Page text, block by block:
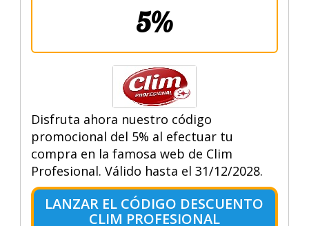
5%
Disfruta ahora nuestro código
promocional del 5% al efectuar tu
compra en la famosa web de Clim
Profesional. Válido hasta el 31/12/2028.
LANZAR EL CÓDIGO DESCUENTO
CLIM PROFESIONAL